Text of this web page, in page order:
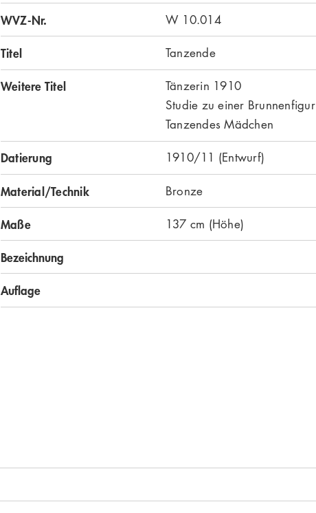
WVZ-Nr. W 10.014
Titel Tanzende
Weitere Titel
Tänzerin 1910
Studie zu einer Brunnenfigur
Tanzendes Mädchen
Datierung 1910/11 (Entwurf)
Material/Technik Bronze
Maße 137 cm (Höhe)
Bezeichnung
Auflage